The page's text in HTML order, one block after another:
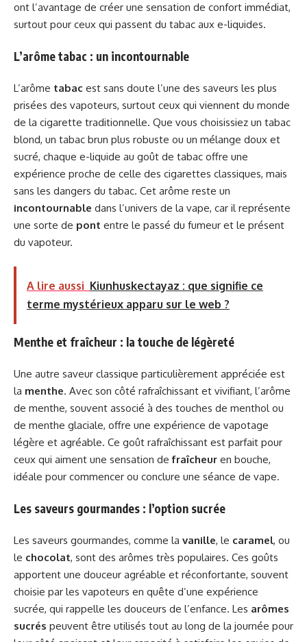
ont l’avantage de créer une sensation de confort immédiat,
surtout pour ceux qui passent du tabac aux e-liquides.
L’arôme tabac : un incontournable
L’arôme tabac est sans doute l’une des saveurs les plus
prisées des vapoteurs, surtout ceux qui viennent du monde
de la cigarette traditionnelle. Que vous choisissiez un tabac
blond, un tabac brun plus robuste ou un mélange doux et
sucré, chaque e-liquide au goût de tabac offre une
expérience proche de celle des cigarettes classiques, mais
sans les dangers du tabac. Cet arôme reste un
incontournable dans l’univers de la vape, car il représente
une sorte de pont entre le passé du fumeur et le présent
du vapoteur.
A lire aussi Kiunhuskectayaz : que signifie ce
terme mystérieux apparu sur le web ?
Menthe et fraîcheur : la touche de légèreté
Une autre saveur classique particulièrement appréciée est
la menthe. Avec son côté rafraîchissant et vivifiant, l’arôme
de menthe, souvent associé à des touches de menthol ou
de menthe glaciale, offre une expérience de vapotage
légère et agréable. Ce goût rafraîchissant est parfait pour
ceux qui aiment une sensation defraîcheur en bouche,
idéale pour commencer ou conclure une séance de vape.
Les saveurs gourmandes : l’option sucrée
Les saveurs gourmandes, comme la vanille, le caramel, ou
le chocolat, sont des arômes très populaires. Ces goûts
apportent une douceur agréable et réconfortante, souvent
choisie par les vapoteurs en quête d’une expérience
sucrée, qui rappelle les douceurs de l’enfance. Les arômes
sucrés peuvent être utilisés tout au long de la journée pour